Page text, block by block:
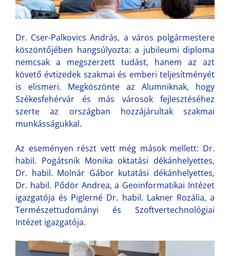
Dr. Cser-Palkovics András, a város polgármestere
köszöntőjében hangsúlyozta: a jubileumi diploma
nemcsak a megszerzett tudást, hanem az azt
követő évtizedek szakmai és emberi teljesítményét
is elismeri. Megköszönte az Alumniknak, hogy
Székesfehérvár és más városok fejlesztéséhez
szerte az országban hozzájárultak szakmai
munkásságukkal.
Az eseményen részt vett még mások mellett: Dr.
habil. Pogátsnik Monika oktatási dékánhelyettes,
Dr. habil. Molnár Gábor kutatási dékánhelyettes,
Dr. habil. Pődör Andrea, a Geoinformatikai Intézet
igazgatója és Piglerné Dr. habil. Lakner Rozália, a
Természettudományi és Szoftvertechnológiai
Intézet igazgatója.